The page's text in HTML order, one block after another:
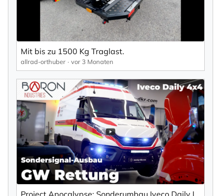
Mit bis zu 1500 Kg Traglast.
allrad-orthuber vor 3 Monaten
NEWSLETTER ABONNIEREN
Vorname
Nachname
Ihre E-Mail-Adresse
Ich willige in den Empfang des Newsletters ein,
den ich jederzeit mit dem Link im Newsletter
selbst abbestellen kann.